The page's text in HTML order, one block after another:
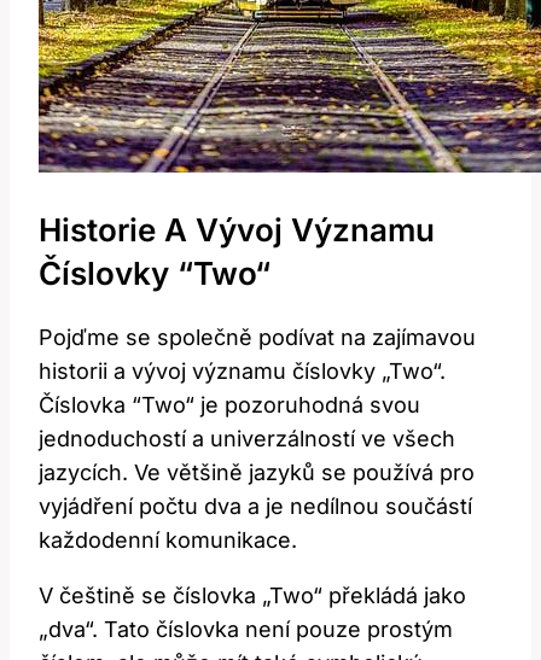
Historie A Vývoj Významu
Číslovky ‍“Two“
Pojďme se‌ společně podívat na zajímavou
historii‍ a‍ vývoj významu číslovky „Two“.
Číslovka ⁣“Two“ je pozoruhodná svou
jednoduchostí a univerzálností ve všech
jazycích. Ve​ většině jazyků se používá‍ pro
vyjádření⁣ počtu ⁢dva a⁣ je nedílnou součástí‍
každodenní komunikace.
V​ češtině se číslovka „Two“ překládá jako
„dva“.‍ Tato číslovka ⁣není pouze prostým